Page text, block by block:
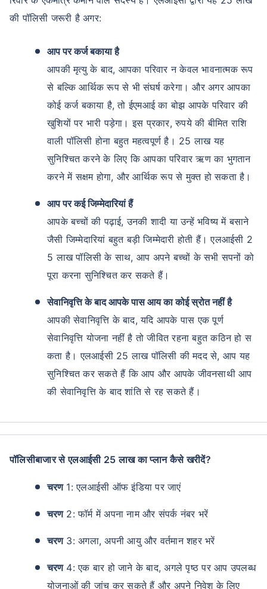
की पॉलिसी जरूरी है अगर:
आप पर कर्ज बकाया है
आपकी मृत्यु के बाद, आपका परिवार न केवल भावनात्मक रूप
से बल्कि आर्थिक रूप से भी संघर्ष करेगा। और अगर आपका
कोई कर्ज बकाया है, तो ईएमआई का बोझ आपके परिवार की
खुशियों पर भारी पड़ेगा। इस प्रकार, रुपये की बीमित राशि
वाली पॉलिसी होना बहुत महत्वपूर्ण है। 25 लाख यह
सुनिश्चित करने के लिए कि आपका परिवार ऋण का भुगतान
करने में सक्षम होगा, और आर्थिक रूप से मुक्त हो सकता है।
आप पर कई जिम्मेदारियां हैं
आपके बच्चों की पढ़ाई, उनकी शादी या उन्हें भविष्य में बसाने
जैसी जिम्मेदारियां बहुत बड़ी जिम्मेदारी होती हैं। एलआईसी 2
5 लाख पॉलिसी के साथ, आप अपने बच्चों के सभी सपनों को
पूरा करना सुनिश्चित कर सकते हैं।
सेवानिवृत्ति के बाद आपके पास आय का कोई स्रोत नहीं है
आपकी सेवानिवृत्ति के बाद, यदि आपके पास एक पूर्ण
सेवानिवृत्ति योजना नहीं है तो जीवित रहना बहुत कठिन हो स
कता है। एलआईसी 25 लाख पॉलिसी की मदद से, आप यह
सुनिश्चित कर सकते हैं कि आप और आपके जीवनसाथी आप
की सेवानिवृत्ति के बाद शांति से रह सकते हैं।
पॉलिसीबाजार से एलआईसी 25 लाख का प्लान कैसे खरीदें?
चरण1: एलआईसी ऑफ इंडिया पर जाएं
चरण2: फॉर्म में अपना नाम और संपर्क नंबर भरें
चरण3: अगला, अपनी आयु और वर्तमान शहर भरें
चरण4: एक बार हो जाने के बाद, अगले पृष्ठ पर आप उपलब्ध
योजनाओं की जांच कर सकते हैं और अपने निवेश के लिए
मासिक मोड में सिंगल इंस्टॉलमेंट सुविधा
प्लान देखें
LIC ग्रोथ फंड की शुरुआत से रिटर्न+
*₹2.5 लाख प्रति वर्ष तक के निवेश पर टैक्स लाभ